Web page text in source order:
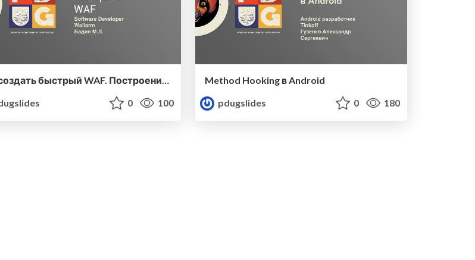
Как создать быстрый WAF. Построение высокопроизводительной системы анализа сетевого трафика
0 100
Method Hooking в Android
pdugslides
0 180